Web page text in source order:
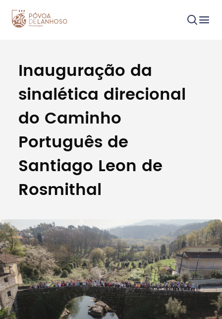
Procurar
Tipo de conteúdo
Inauguração da
sinalética direcional
do Caminho
Português de
Santiago Leon de
Rosmithal